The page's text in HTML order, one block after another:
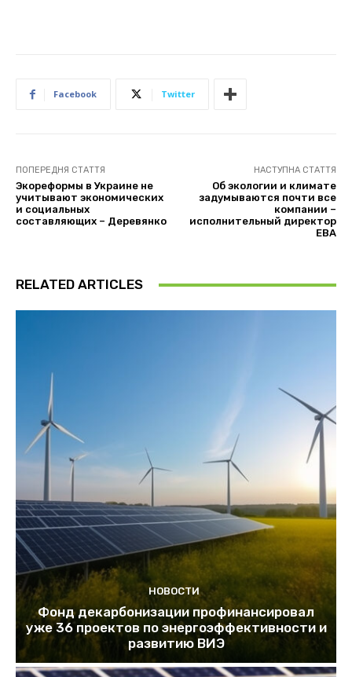
Facebook Twitter
ПОПЕРЕДНЯ СТАТТЯ
Экореформы в Украине не
учитывают экономических
и социальных
составляющих – Деревянко
НАСТУПНА СТАТТЯ
Об экологии и климате
задумываются почти все
компании –
исполнительный директор
EBA
RELATED ARTICLES
НОВОСТИ
Фонд декарбонизации профинансировал
уже 36 проектов по энергоэффективности и
развитию ВИЭ